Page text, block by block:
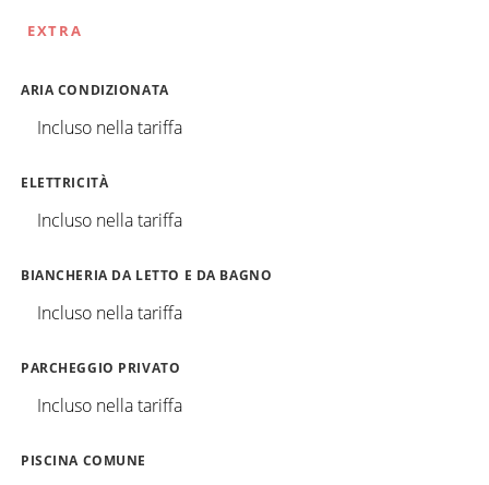
EXTRA
ARIA CONDIZIONATA
Incluso nella tariffa
ELETTRICITÀ
Incluso nella tariffa
BIANCHERIA DA LETTO E DA BAGNO
Incluso nella tariffa
PARCHEGGIO PRIVATO
Incluso nella tariffa
PISCINA COMUNE